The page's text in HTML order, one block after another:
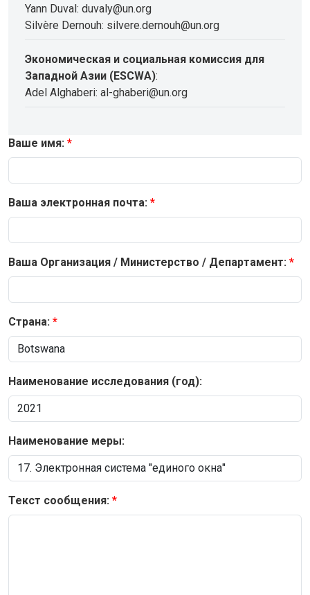
Yann Duval: duvaly@un.org
Silvère Dernouh: silvere.dernouh@un.org
Экономическая и социальная комиссия для
Западной Азии (ESCWA):
Adel Alghaberi: al-ghaberi@un.org
Ваше имя:
Ваша электронная почта:
Ваша Организация / Министерство / Департамент:
Страна:
Наименование исследования (год):
Наименование меры:
Текст сообщения: